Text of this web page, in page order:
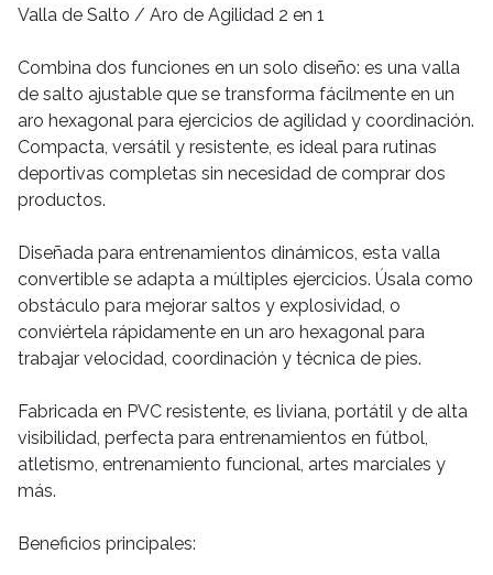
Valla de Salto / Aro de Agilidad 2 en 1
Combina dos funciones en un solo diseño: es una valla
de salto ajustable que se transforma fácilmente en un
aro hexagonal para ejercicios de agilidad y coordinación.
Compacta, versátil y resistente, es ideal para rutinas
deportivas completas sin necesidad de comprar dos
productos.
Diseñada para entrenamientos dinámicos, esta valla
convertible se adapta a múltiples ejercicios. Úsala como
obstáculo para mejorar saltos y explosividad, o
conviértela rápidamente en un aro hexagonal para
trabajar velocidad, coordinación y técnica de pies.
Fabricada en PVC resistente, es liviana, portátil y de alta
visibilidad, perfecta para entrenamientos en fútbol,
atletismo, entrenamiento funcional, artes marciales y
más.
Beneficios principales: